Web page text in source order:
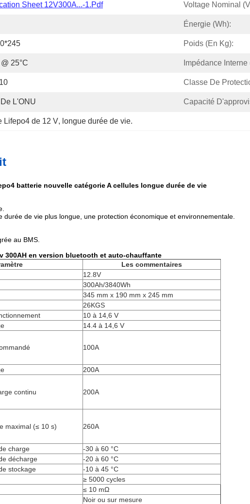
Sheet 12V300A...-1.pdf Voltage Nominal
Énergie (Wh):
Poids (en Kg):
25°C Impédance
10 Classe De
L'ONU Capacité
Lifepo4 de 12 V, longue durée de vie.
batterie nouvelle catégorie A cellules longue durée de vie
de vie plus longue, une protection économique et environnementale.
au BMS.
300AH en version bluetooth et auto-chauffante
Les commentaires
12.8V
300Ah/3840Wh
345 mm x 190 mm x 245 mm
26KGS
10 à 14,6 V
14.4 à 14,6 V
100A
200A
continu 200A
maximal (≤ 10 s) 260A
charge
-30 à 60 °C
décharge
-20 à 60 °C
stockage
-10 à 45 °C
≥ 5000 cycles
≤ 10 mΩ
Noir ou sur mesure